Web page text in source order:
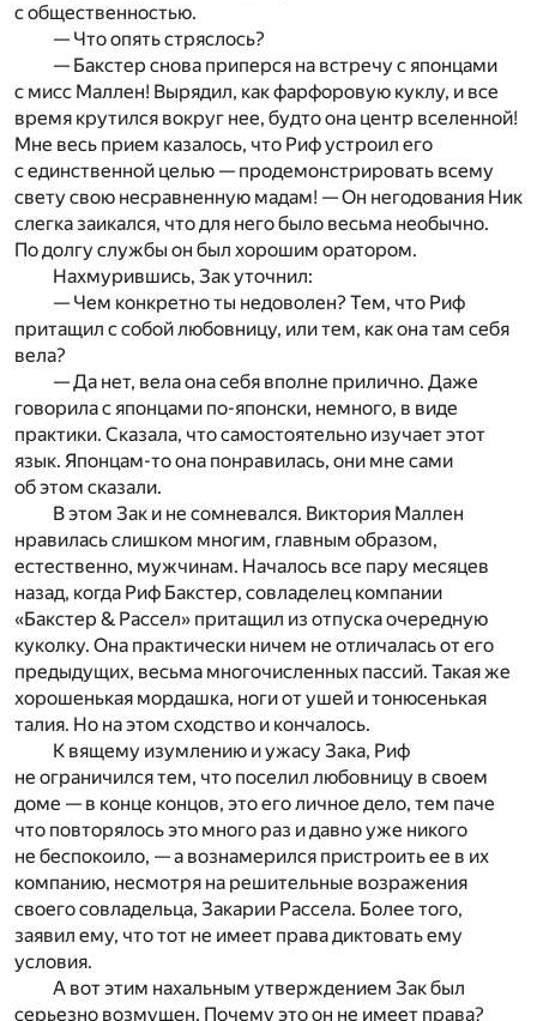
с общественностью.
— Что опять стряслось?
— Бакстер снова приперся на встречу с японцами
с мисс Маллен! Вырядил, как фарфоровую куклу, и все
время крутился вокруг нее, будто она центр вселенной!
Мне весь прием казалось, что Риф устроил его
с единственной целью — продемонстрировать всему
свету свою несравненную мадам! — Он негодования Ник
слегка заикался, что для него было весьма необычно.
По долгу службы он был хорошим оратором.
Нахмурившись, Зак уточнил:
— Чем конкретно ты недоволен? Тем, что Риф
притащил с собой любовницу, или тем, как она там себя
вела?
— Да нет, вела она себя вполне прилично. Даже
говорила с японцами по-японски, немного, в виде
практики. Сказала, что самостоятельно изучает этот
язык. Японцам-то она понравилась, они мне сами
об этом сказали.
В этом Зак и не сомневался. Виктория Маллен
нравилась слишком многим, главным образом,
естественно, мужчинам. Началось все пару месяцев
назад, когда Риф Бакстер, совладелец компании
«Бакстер & Рассел» притащил из отпуска очередную
куколку. Она практически ничем не отличалась от его
предыдущих, весьма многочисленных пассий. Такая же
хорошенькая мордашка, ноги от ушей и тонюсенькая
талия. Но на этом сходство и кончалось.
К вящему изумлению и ужасу Зака, Риф
не ограничился тем, что поселил любовницу в своем
доме — в конце концов, это его личное дело, тем паче
что повторялось это много раз и давно уже никого
не беспокоило, — а вознамерился пристроить ее в их
компанию, несмотря на решительные возражения
своего совладельца, Закарии Рассела. Более того,
заявил ему, что тот не имеет права диктовать ему
условия.
А вот этим нахальным утверждением Зак был
серьезно возмущен. Почему это он не имеет права?